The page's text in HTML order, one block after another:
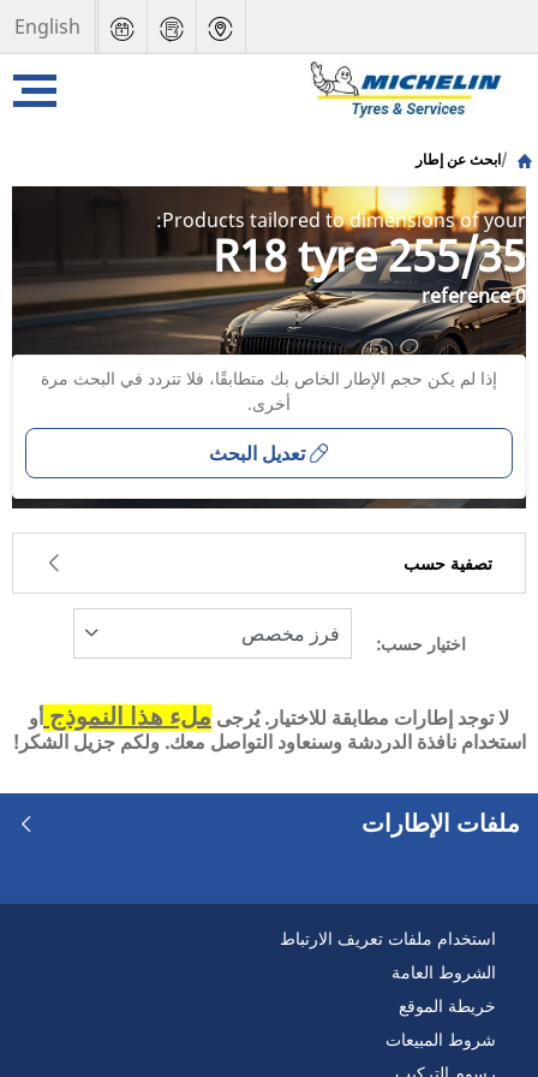
English
ابحث عن إطار
Products tailored to dimensions of your:
255/35 R18 tyre
0 reference
إذا لم يكن حجم الإطار الخاص بك متطابقًا، فلا تتردد في البحث مرة
أخرى.
تعديل البحث
تصفية حسب
نوع الإطار
كل الأنواع (0)
كل الأنواع (0)
الراكب (0)
شاحنة خفيفة وسيارة دفع رباعي (0)
التجارية (0)
اختيار حسب:
لا توجد إطارات مطابقة للاختيار. يُرجى ملء هذا النموذج أو
استخدام نافذة الدردشة وسنعاود التواصل معك. ولكم جزيل الشكر!
ملفات الإطارات
استخدام ملفات تعريف الارتباط
الشروط العامة
خريطة الموقع
شروط المبيعات